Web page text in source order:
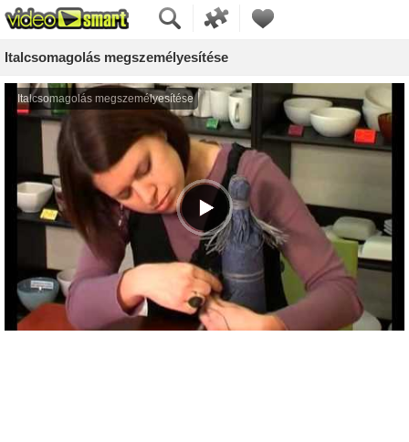
Italcsomagolás megszemélyesítése